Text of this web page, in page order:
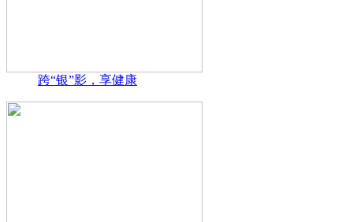
跨“银”影，享健康